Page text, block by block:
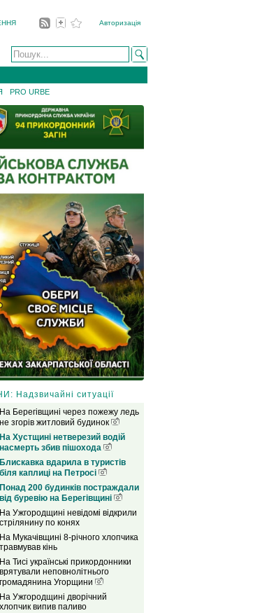
Авторизація
PRO URBE
Надзвичайні ситуації
На Берегівщині через пожежу ледь
не згорів житловий будинок
На Хустщині нетверезий водій
насмерть збив пішохода
Блискавка вдарила в туристів
біля каплиці на Петросі
Понад 200 будинків постраждали
від буревію на Берегівщині
На Ужгородщині невідомі відкрили
стрілянину по конях
На Мукачівщині 8-річного хлопчика
травмував кінь
На Тисі українські прикордонники
врятували неповнолітнього
громадянина Угорщини
На Ужгородщині дворічний
хлопчик випив паливо